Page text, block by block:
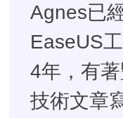
Agnes已
EaseUS
4年，有
技術文章